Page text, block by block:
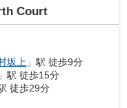
Court
坂上 」駅 徒歩9分
」駅 徒歩15分
徒歩29分